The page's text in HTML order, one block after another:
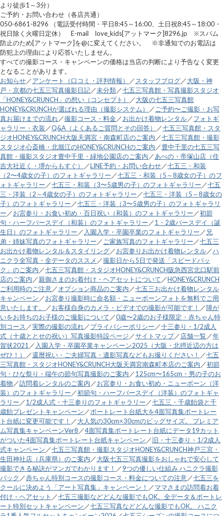
より徒歩1～3分）
ご予約・お問い合わせ（各店共通）
050-6861-8296 （電話受付時間・平日8:45～16:00、土日祝8:45～18:00・
祝日除く火曜日定休） E-mail love_kids[アットマーク]8296.jp ※スパム
防止のため[アットマーク]を@に変えてください。 ※非通知でのお電話は
防犯上の理由により応答いたしません。
すべての撮影コース・キャンペーンの価格は当店の判断により予告なく変更
となることがあります。
お知らせ／アンケート（口コミ・評判情報） ／ スタッフブログ／大阪・神
戸・京都の七五三写真撮影日記／未分類／七五三写真館・写真撮影スタジオ
「HONEY&CRUNCH」の想い（コンセプト）
／大阪の七五三写真館
HONEY&CRUNCHが選ばれる理由（撮影システム）
／ ご予約〜ご撮影・お写
真お届けまでの流れ／撮影コース・料金／お出かけ着物レンタル／フォトギ
ャラリー・衣装 ／Q&A（よくあるご質問とその回答） ／七五三写真館・スタ
ジオHONEY&CRUNCH大阪天満宮・南森町店のご案内 ／七五三写真館・撮影
スタジオ心斎橋・北堀江のHONEY&CRUNCHのご案内 ／豊中千里の七五三写
真館・撮影スタジオ豊中千里・緑地公園店のご案内 ／あべの・帝塚山店（住
吉大社近く・堺からもすぐ）
／LINE予約・お問い合わせ／七五三・和装
（2〜4歳女の子）のフォトギャラリー ／七五三・和装（5～8歳女の子）のフ
ォトギャラリー ／七五三・和装（3〜5歳男の子）のフォトギャラリー ／七五
三・洋装（2～4歳女の子）のフォトギャラリー ／七五三・洋装（5～8歳女の
子）のフォトギャラリー ／七五三・洋装（3〜5歳男の子）のフォトギャラリ
ー ／お宮参り・お食い初め・百日祝い（和装）のフォトギャラリー ／初節
句・ハーフバースデイ（和装）のフォトギャラリー ／1・2歳バースデイ（誕
生日）のフォトギャラリー ／ 入園入学・卒園卒業のフォトギャラリー ／ 兄
弟・姉妹写真のフォトギャラリー ／ ご家族写真のフォトギャラリー ／七五三
お出かけ着物レンタル＆スタイリング／お宮参りお出かけ着物レンタル／ハ
ニクラ全写真・全データのススメ ／撮影日から5日で発送「スピードパッ
ク」のご案内 ／七五三写真館・スタジオHONEY&CRUNCH阪急西宮北口駅前
店のご案内 ／親御さまのお着付け・ヘアセットについて ／HONEY&CRUNCH
ご利用時のご注意／オプション商品のご案内 ／七五三お出かけ着物レンタル
キャンペーン ／お宮参り撮影時に命名額・ニューボーンフォトを無料でご用
意いたします。
／お客様自身のカメラ・ビデオでの撮影が可能です！ ／障が
いをお持ちのお子様のご撮影について ／0歳〜2歳のお子様限定・赤ちゃん特
別コース ／実際の撮影の流れ／プライバシーポリシー ／十三参り・1/2成人
式（十歳ととせの祝い）写真撮影特設ページ ／サイトマップ／ 店舗一覧 ／年
賀状2021 ／ 入園入学・卒園卒業キャンペーン2025（大阪・北摂近辺の方は
ぜひ！）
／還暦祝い・ご夫婦写真・遺影写真などもお撮りください！ ／七五
三写真館・スタジオHONEY&CRUNCH大阪天満宮南森町本店のご案内 ／初節
句・ひな祭り・端午の節句写真撮影のご案内 ／125cm〜165cm・男の子のお
着物 ／訪問着レンタルのご案内 ／お宮参り・お食い初め・ニューボーン（洋
装）のフォトギャラリー ／初節句・ハーフバースデイ（洋装）のフォトギャ
ラリー ／1/2成人式・十三参りのフォトギャラリー ／七五三・千歳飴袋と千
歳飴プレゼントキャンペーン ／ポートレート台紙大を4面写真集ポートレー
ト台紙に変更可能です！ ／大人気の30cm×30cmのビッグサイズ。 プレミア
ム写真集キャンペーンVer8 ／4面写真集ポートレート台紙にデータ19カット
がついた4面写真集ポートレート台紙キャンペーン ／旧・十三参り・1/2成人
式キャンペーン ／七五三写真館・撮影スタジオHONEY&CRUNCH神戸三宮・
生田神社店（兵庫県）のご案内 ／大阪七五三写真撮影をおしゃれで安心して
撮影できる秘訣がマンガでわかります！ ／9つの優しい仕組み ハニクラ撮影
パック ／赤ちゃん特別コースの撮影コース・料金についての注意／七五三を
クールに決めよう「アート写真集」キャンペーン！ ／ママさまの訪問着お着
付け・ヘアセット ／七五三撮影などどんな撮影でもOK。全データ＆ポートレ
ート特別セットキャンペーン ／七五三写真などどんな撮影でもOK。 ハニク